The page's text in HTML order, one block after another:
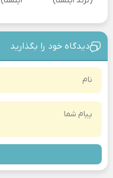
دیدگاه خود را بگذارید